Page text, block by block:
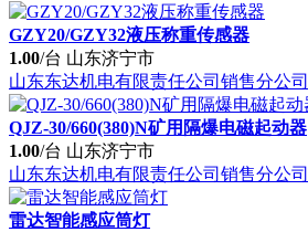
GZY20/GZY32液压称重传感器
1.00/台 山东济宁市
山东东达机电有限责任公司销售分公司
QJZ-30/660(380)N矿用隔爆电磁起动器
1.00/台 山东济宁市
山东东达机电有限责任公司销售分公司
雷达智能感应筒灯